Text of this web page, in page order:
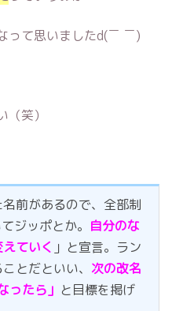
って思いましたd(￣ ￣)
笑）
前があるので、全部制
ジッポとか。 自分のな
ていく 」と宣言。ラン
とだといい、 次の改名
ったら」 と目標を掲げ